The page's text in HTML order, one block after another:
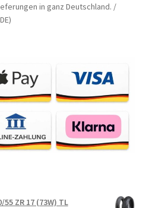
in ganz Deutschland. /
ZR 17 (73W) TL